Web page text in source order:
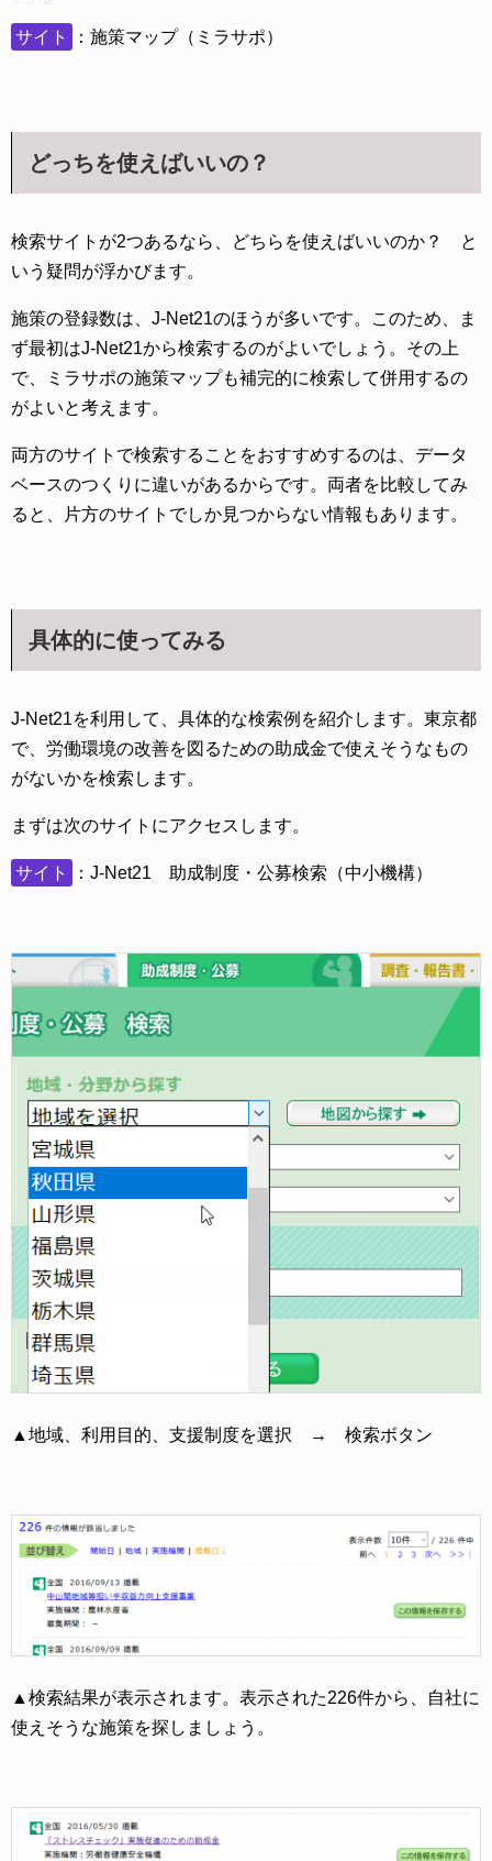
サイト ：施策マップ（ミラサポ）
どっちを使えばいいの？
検索サイトが2つあるなら、どちらを使えばいいのか？ と
いう疑問が浮かびます。
施策の登録数は、J-Net21のほうが多いです。このため、ま
ず最初はJ-Net21から検索するのがよいでしょう。その上
で、ミラサポの施策マップも補完的に検索して併用するの
がよいと考えます。
両方のサイトで検索することをおすすめするのは、データ
ベースのつくりに違いがあるからです。両者を比較してみ
ると、片方のサイトでしか見つからない情報もあります。
具体的に使ってみる
J-Net21を利用して、具体的な検索例を紹介します。東京都
で、労働環境の改善を図るための助成金で使えそうなもの
がないかを検索します。
まずは次のサイトにアクセスします。
サイト ：J-Net21 助成制度・公募検索（中小機構）
▲地域、利用目的、支援制度を選択 → 検索ボタン
▲検索結果が表示されます。表示された226件から、自社に
使えそうな施策を探しましょう。